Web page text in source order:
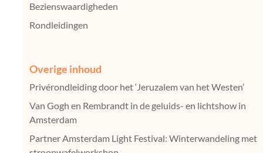
Bezienswaardigheden
Rondleidingen
Overige inhoud
Privérondleiding door het ‘Jeruzalem van het Westen’
Van Gogh en Rembrandt in de geluids- en lichtshow in
Amsterdam
Partner Amsterdam Light Festival: Winterwandeling met